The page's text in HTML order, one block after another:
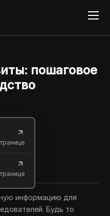
пошаговое
информацию для
Будь то